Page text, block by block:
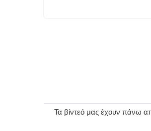
Τα βίντεό μας έχουν πάνω